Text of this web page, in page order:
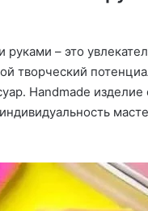
– это
творческий
Handmade